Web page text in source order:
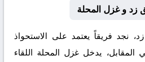
زد و غزل المحلة
زد، نجد فريقاً يعتمد على الاستحواذ
المقابل، يدخل غزل المحلة اللقاء